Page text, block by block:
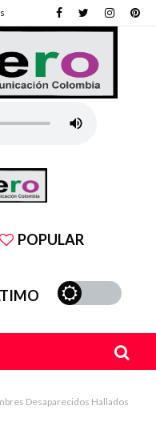
POPULAR
Desaparecidos Hallados